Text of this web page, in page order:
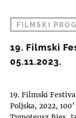
FILMSKI
19. Filmski
05.11.2023.
19. Filmski
Poljska, 2022,